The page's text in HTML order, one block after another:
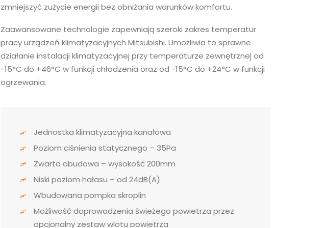
zmniejszyć zużycie energii bez obniżania warunków komfortu.
Zaawansowane technologie zapewniają szeroki zakres temperatur
pracy urządzeń klimatyzacyjnych Mitsubishi. Umożliwia to sprawne
działanie instalacji klimatyzacyjnej przy temperaturze zewnętrznej od
-15°C do +46°C w funkcji chłodzenia oraz od -15°C do +24°C w funkcji
ogrzewania.
Jednostka klimatyzacyjna kanałowa
Poziom ciśnienia statycznego – 35Pa
Zwarta obudowa – wysokość 200mm
Niski poziom hałasu – od 24dB(A)
Wbudowana pompka skroplin
Możliwość doprowadzenia świeżego powietrza przez
opcjonalny zestaw wlotu powietrza